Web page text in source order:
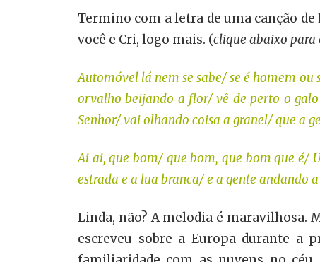
Termino com a letra de uma canção
você e Cri, logo mais. (clique abaixo para
Automóvel lá nem se sabe/ se é homem
orvalho beijando a flor/ vê de perto o
Senhor/ vai olhando coisa a granel/ que a
Ai ai, que bom/ que bom, que bom que é/
estrada e a lua branca/ e a gente andando a
Linda, não? A melodia é maravilhosa.
escreveu sobre a Europa durante a